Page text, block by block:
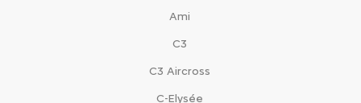
Ami
С3
С3 Aircross
C-Elysée